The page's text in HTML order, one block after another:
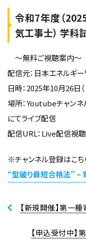
令和7年度（
気工事士） 学科
～無料ご視聴案内～
配信元：日本エネルギ
日時：2025年10月26日
場所：Youtubeチャンネ
にてライブ配信
配信URL：Live配信視
※チャンネル登録はこち
“型破り最短合格法” –
【新規開催】第一
【申込受付中